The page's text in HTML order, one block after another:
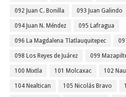
092 Juan C. Bonilla 093 Juan Galindo
094 Juan N. Méndez 095 Lafragua
096 La Magdalena Tlatlauquitepec
098 Los Reyes de Juárez 099
100 Mixtla 101 Molcaxac 102
104 Nealtican 105 Nicolás Bravo